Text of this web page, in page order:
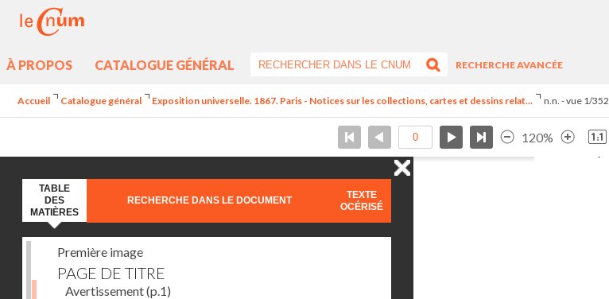
À PROPOS CATALOGUE GÉNÉRAL
RECHERCHE AVANCÉE
Accueil Catalogue général Exposition universelle. 1867. Paris - Notices sur les collections, cartes et dessins relat... n.n. - vue 1/352
120%
TABLE
DES
MATIÈRES
RECHERCHE DANS LE DOCUMENT
TEXTE
OCÉRISÉ
Première image
PAGE DE TITRE
Avertissement(p.1)